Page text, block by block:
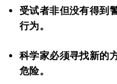
受试者非但没有得到
行为。
科学家必须寻找新的
危险。